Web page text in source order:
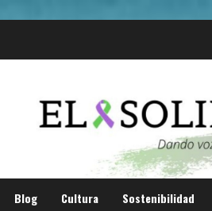
Blog Cultura Sostenibilidad